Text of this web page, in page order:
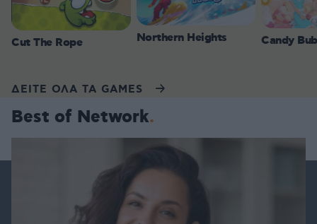
Cut The Rope Northern Heights Candy
ΔΕΙΤΕ ΟΛΑ ΤΑ GAMES
Best of Network